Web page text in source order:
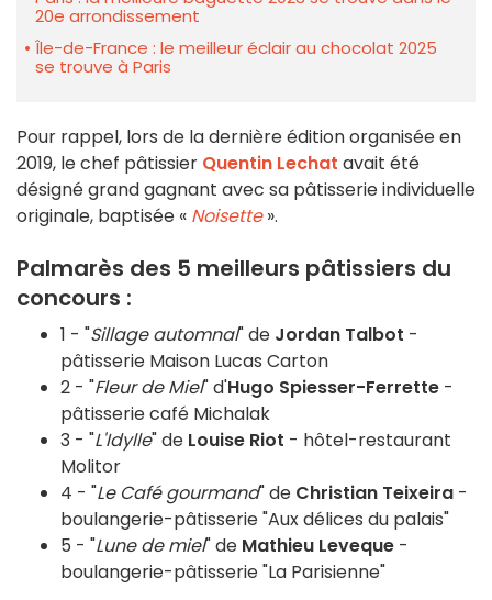
20e arrondissement
Île-de-France : le meilleur éclair au chocolat 2025
se trouve à Paris
Pour rappel, lors de la dernière édition organisée en
2019, le chef pâtissier Quentin Lechat avait été
désigné grand gagnant avec sa pâtisserie individuelle
originale, baptisée « Noisette ».
Palmarès des 5 meilleurs pâtissiers du
concours :
1 - "Sillage automnal" de Jordan Talbot -
pâtisserie Maison Lucas Carton
2 - "Fleur de Miel" d'Hugo Spiesser-Ferrette -
pâtisserie café Michalak
3 - "L'Idylle" de Louise Riot - hôtel-restaurant
Molitor
4 - "Le Café gourmand" de Christian Teixeira -
boulangerie-pâtisserie "Aux délices du palais"
5 - "Lune de miel" de Mathieu Leveque -
boulangerie-pâtisserie "La Parisienne"